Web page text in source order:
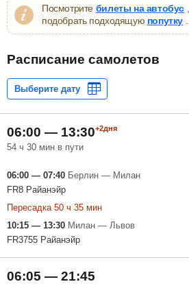
Посмотрите билеты на автобус
подобрать подходящую попутку
Расписание самолетов
06:00 — 13:30+2дня
54 ч 30 мин в пути
06:00 — 07:40 Берлин — Милан
FR8 Райанэйр
Пересадка 50 ч 35 мин
10:15 — 13:30 Милан — Львов
FR3755 Райанэйр
06:05 — 21:45